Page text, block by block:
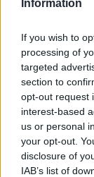
Information
If you wish to
processing of
targeted
section to
opt-out request
interest-based
us or personal
your opt-out.
disclosure of
IAB’s list of
A Jó
vetélkedő
indul,
lúdterelő
híres, régi